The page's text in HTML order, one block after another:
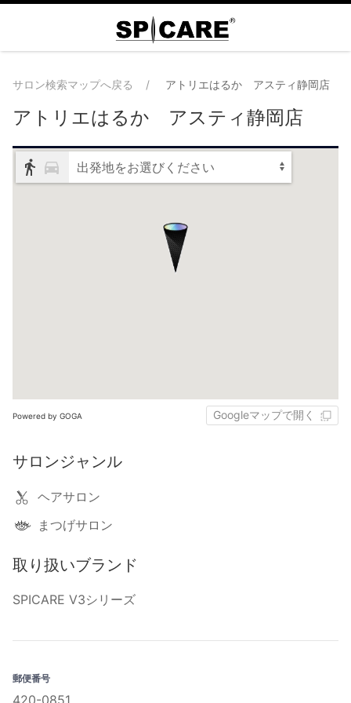
サロン検索マップへ戻る アトリエはるか アスティ静岡店
アトリエはるか アスティ静岡店
出発地をお選びください
Powered by GOGA Googleマップで開く
サロンジャンル
ヘアサロン
まつげサロン
取り扱いブランド
SPICARE V3シリーズ
郵便番号